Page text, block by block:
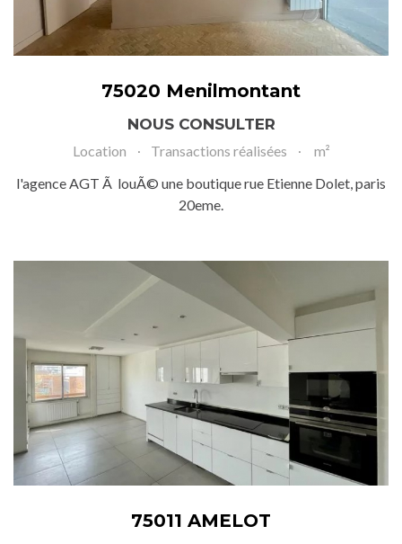
75020 Menilmontant
NOUS CONSULTER
Location Transactions réalisées
m²
l'agence AGT Ã louÃ© une boutique rue Etienne Dolet, paris
20eme.
75011 AMELOT